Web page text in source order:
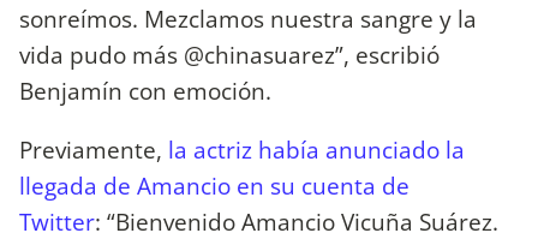
sonreímos. Mezclamos nuestra sangre y la
vida pudo más @chinasuarez”, escribió
Benjamín con emoción.
Previamente, la actriz había anunciado la
llegada de Amancio en su cuenta de
Twitter: “Bienvenido Amancio Vicuña Suárez.